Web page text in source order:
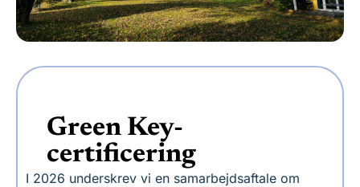
Green Key-
certificering
I 2026 underskrev vi en samarbejdsaftale om